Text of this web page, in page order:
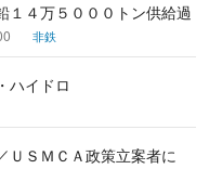
１４万５０００トン供給過
非鉄
ハイドロ
ＵＳＭＣＡ政策立案者に